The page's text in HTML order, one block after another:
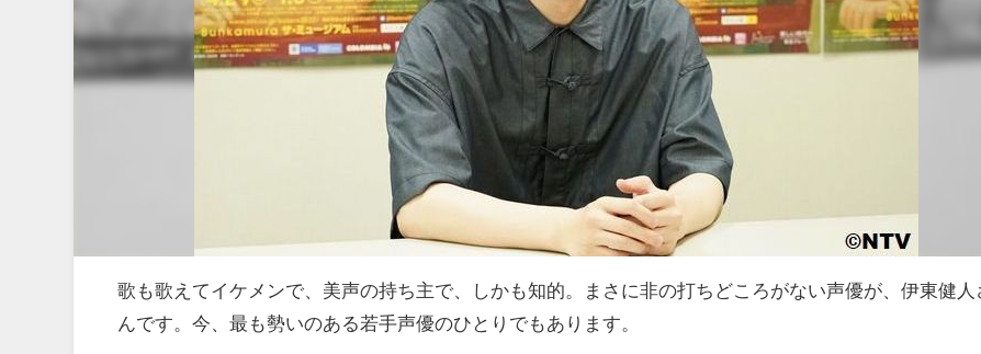
歌も歌えてイケメンで、美声の持ち主で、しかも知的。まさに非の打ちどころがない声優が、伊東健人
んです。今、最も勢いのある若手声優のひとりでもあります。